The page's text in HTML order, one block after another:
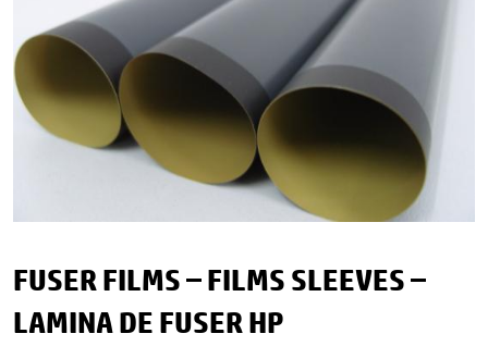
FUSER FILMS – FILMS SLEEVES –
LAMINA DE FUSER HP